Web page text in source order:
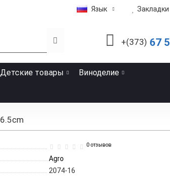
Язык Закладки
+(373) 67
Детские товары Виноделие
0 отзывов
Agro
2074-16